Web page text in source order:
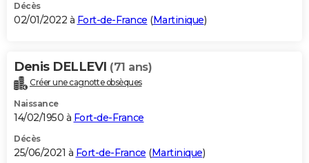
Décès
02/01/2022 à Fort-de-France (Martinique)
Denis DELLEVI (71 ans)
Créer une cagnotte obsèques
Naissance
14/02/1950 à Fort-de-France
Décès
25/06/2021 à Fort-de-France (Martinique)